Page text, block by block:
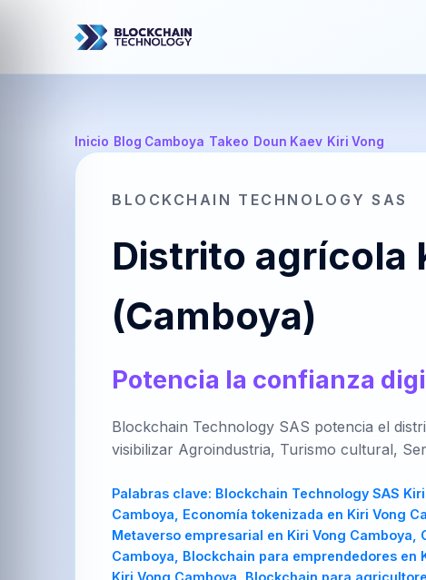
Inicio Blog Camboya Takeo Doun Kaev Kiri Vong
BLOCKCHAIN TECHNOLOGY SAS
Distrito agrícola
(Camboya)
Potencia la confianza
Blockchain Technology SAS potencia el
visibilizar Agroindustria, Turismo cultural,
Palabras clave: Blockchain Technology SAS Kiri Vong Camboya, Blockchain Technology SAS en Kiri Vong Camboya, Consultoría Web3 en Kiri Vong Camboya, Economía tokenizada en Kiri Vong Camboya, Trazabilidad Express Kiri Vong Camboya, Scolcoin incubadora en Kiri Vong Camboya, Metaverso empresarial en Kiri Vong Camboya, Ciudad inteligente Kiri Vong Camboya, Blockchain Kiri Vong Camboya, Blockchain en Kiri Vong Camboya, Blockchain para emprendedores en Kiri Vong Camboya, Blockchain para empresarios en Kiri Vong Camboya, Blockchain para fabricantes en Kiri Vong Camboya, Blockchain para agricultores en Kiri Vong Camboya, Blockchain para estudiantes en Kiri Vong Camboya, Blockchain para municipios en Kiri Vong Camboya, Blockchain para alcaldías en Kiri Vong Camboya, Blockchain para clústeres empresariales en Kiri Vong Camboya, Blockchain para pymes en Kiri Vong Camboya, Blockchain para startups en Kiri Vong Camboya, Blockchain para universidades en Kiri Vong Camboya, Blockchain para cooperativas en Kiri Vong Camboya, Blockchain para cámaras de comercio en Kiri Vong Camboya, Blockchain para gobiernos regionales en Kiri Vong Camboya, Blockchain para consultoras en Kiri Vong Camboya, Blockchain para desarrolladores en Kiri Vong Camboya, Blockchain para inversionistas en Kiri Vong Camboya, Blockchain para ONGs en Kiri Vong Camboya, Desarrollo Blockchain Kiri Vong Camboya, Desarrollo Blockchain en Kiri Vong Camboya, Desarrollo Blockchain para emprendedores en Kiri Vong Camboya, Desarrollo Blockchain para empresarios en Kiri Vong Camboya, Desarrollo Blockchain para fabricantes en Kiri Vong Camboya, Desarrollo Blockchain para agricultores en Kiri Vong Camboya, Desarrollo Blockchain para estudiantes en Kiri Vong Camboya, Desarrollo Blockchain para municipios en Kiri Vong Camboya, Desarrollo Blockchain para alcaldías en Kiri Vong Camboya, Desarrollo Blockchain para clústeres empresariales en Kiri Vong Camboya, Desarrollo Blockchain para pymes en Kiri Vong Camboya, Desarrollo Blockchain para startups en Kiri Vong Camboya, Desarrollo Blockchain para universidades en Kiri Vong Camboya, Desarrollo Blockchain para cooperativas en Kiri Vong Camboya, Desarrollo Blockchain para cámaras de comercio en Kiri Vong Camboya, Desarrollo Blockchain para gobiernos regionales en Kiri Vong Camboya, Desarrollo Blockchain para consultoras en Kiri Vong Camboya,